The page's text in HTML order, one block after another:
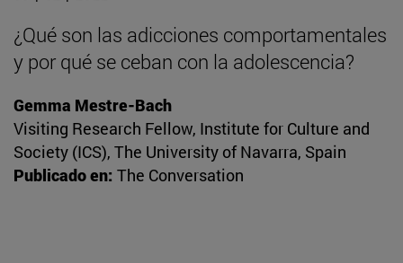
¿Qué son las adicciones comportamentales
y por qué se ceban con la adolescencia?
Gemma Mestre-Bach
Visiting Research Fellow, Institute for Culture and
Society (ICS), The University of Navarra, Spain
Publicado en: The Conversation